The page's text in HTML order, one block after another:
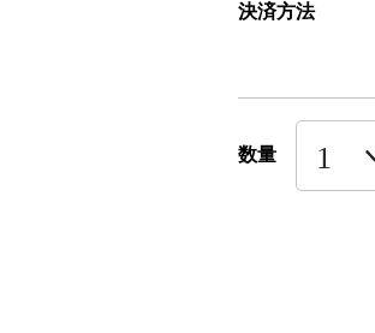
決済方法
数量